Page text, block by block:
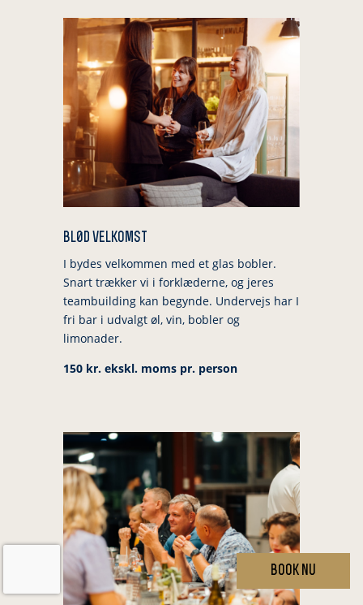
bl0d velkomst
I bydes velkommen med et glas bobler.
Snart trækker vi i forklæderne, og jeres
teambuilding kan begynde. Undervejs har I
fri bar i udvalgt øl, vin, bobler og
limonader.
150 kr. ekskl. moms pr. person
book nu
English